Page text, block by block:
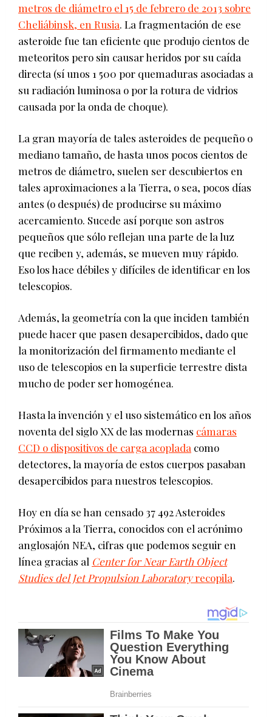
metros de diámetro el 15 de febrero de 2013 sobre
Cheliábinsk, en Rusia. La fragmentación de ese
asteroide fue tan eficiente que produjo cientos de
meteoritos pero sin causar heridos por su caída
directa (sí unos 1 500 por quemaduras asociadas a
su radiación luminosa o por la rotura de vidrios
causada por la onda de choque).
La gran mayoría de tales asteroides de pequeño o
mediano tamaño, de hasta unos pocos cientos de
metros de diámetro, suelen ser descubiertos en
tales aproximaciones a la Tierra, o sea, pocos días
antes (o después) de producirse su máximo
acercamiento. Sucede así porque son astros
pequeños que sólo reflejan una parte de la luz
que reciben y, además, se mueven muy rápido.
Eso los hace débiles y difíciles de identificar en los
telescopios.
Además, la geometría con la que inciden también
puede hacer que pasen desapercibidos, dado que
la monitorización del firmamento mediante el
uso de telescopios en la superficie terrestre dista
mucho de poder ser homogénea.
Hasta la invención y el uso sistemático en los años
noventa del siglo XX de las modernas cámaras
CCD o dispositivos de carga acoplada como
detectores, la mayoría de estos cuerpos pasaban
desapercibidos para nuestros telescopios.
Hoy en día se han censado 37 492 Asteroides
Próximos a la Tierra, conocidos con el acrónimo
anglosajón NEA, cifras que podemos seguir en
línea gracias al Center for Near Earth Object
Studies del Jet Propulsion Laboratoryrecopila.